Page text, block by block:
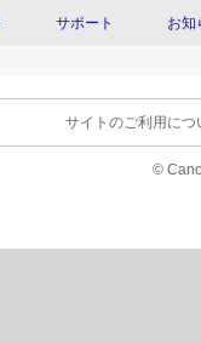
サポート お知
サイトのご利用につ
©